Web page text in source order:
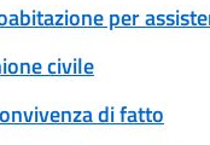
per
civile
di fatto